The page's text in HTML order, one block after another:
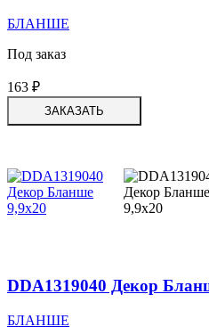
БЛАНШЕ
Под заказ
163 ₽
ЗАКАЗАТЬ
DDA1319040 Декор
БЛАНШЕ